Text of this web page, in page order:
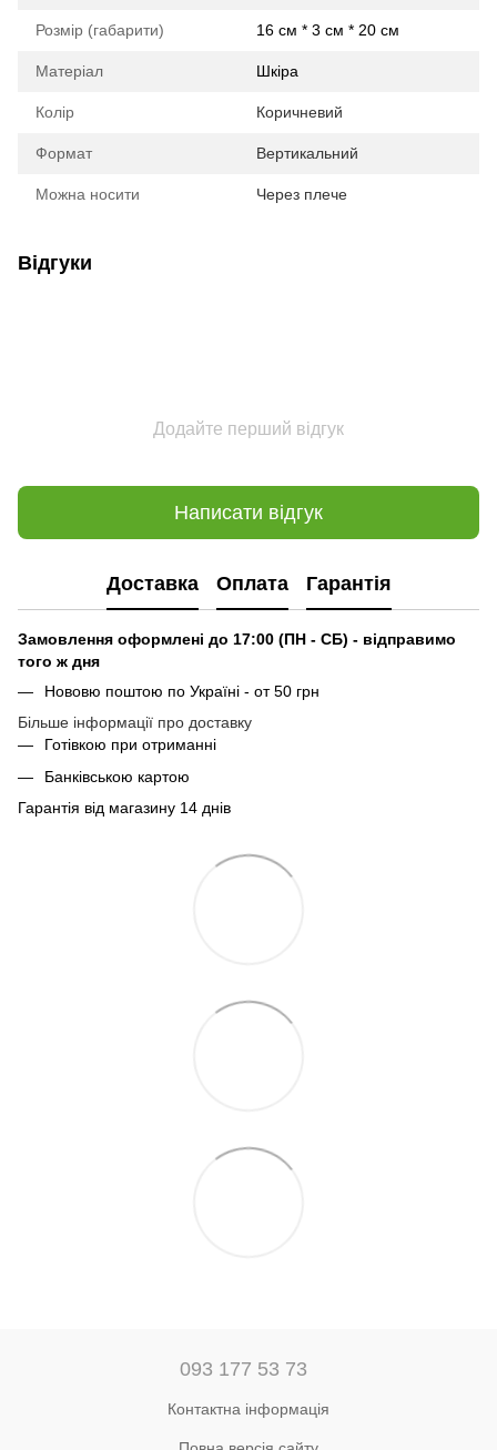
Розмір (габарити) 16 см * 3 см * 20 см
Матеріал Шкіра
Колір Коричневий
Формат Вертикальний
Можна носити Через плече
Відгуки
Додайте перший відгук
Написати відгук
Доставка Оплата Гарантія
Замовлення оформлені до 17:00 (ПН - СБ) - відправимо
того ж дня
Нововю поштою по Україні - от 50 грн
Більше інформації про доставку
Готівкою при отриманні
Банківською картою
Гарантія від магазину 14 днів
093 177 53 73
Контактна інформація